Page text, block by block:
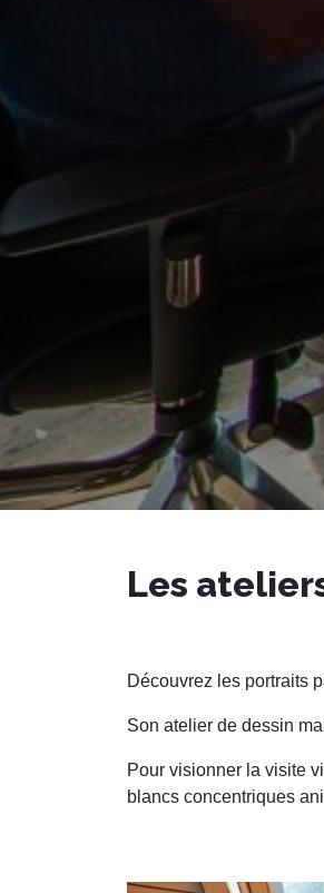
Les
Découvrez les portraits
Son atelier de dessin
Pour visionner la visite
blancs concentriques